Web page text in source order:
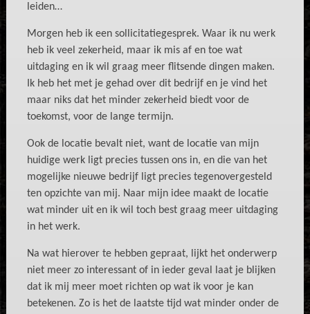
leiden…
Morgen heb ik een sollicitatiegesprek. Waar ik nu werk
heb ik veel zekerheid, maar ik mis af en toe wat
uitdaging en ik wil graag meer flitsende dingen maken.
Ik heb het met je gehad over dit bedrijf en je vind het
maar niks dat het minder zekerheid biedt voor de
toekomst, voor de lange termijn.
Ook de locatie bevalt niet, want de locatie van mijn
huidige werk ligt precies tussen ons in, en die van het
mogelijke nieuwe bedrijf ligt precies tegenovergesteld
ten opzichte van mij. Naar mijn idee maakt de locatie
wat minder uit en ik wil toch best graag meer uitdaging
in het werk.
Na wat hierover te hebben gepraat, lijkt het onderwerp
niet meer zo interessant of in ieder geval laat je blijken
dat ik mij meer moet richten op wat ik voor je kan
betekenen. Zo is het de laatste tijd wat minder onder de